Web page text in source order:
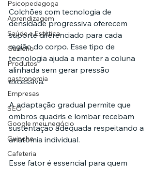
Psicopedagoga
Aprendizagem
Saúde e Estética
Guincho
Produtos
gastronomia
Empresas
SEO
Google meu negócio
Guincho
Cafeteria
Colchões com tecnologia de
densidade progressiva oferecem
suporte diferenciado para cada
região do corpo. Esse tipo de
tecnologia ajuda a manter a coluna
alinhada sem gerar pressão
excessiva.
A adaptação gradual permite que
ombros quadris e lombar recebam
sustentação adequada respeitando a
anatomia individual.
Esse fator é essencial para quem